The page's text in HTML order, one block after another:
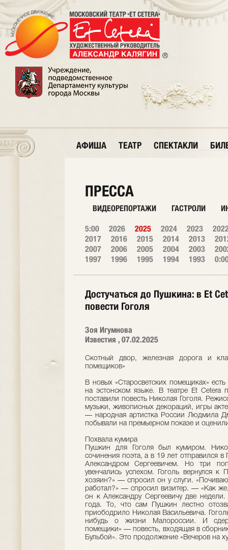
АФИША ТЕАТР СПЕКТАКЛИ
ПРЕССА
ВИДЕОРЕПОРТАЖИ ГАСТРОЛИ
5:00 2026 2025 2024 2023
2017
2016 2015 2014 2013
2007
2006 2005 2004 2003
1997
1996 1995 1994 1993
Достучаться до Пушкина: в Et
повести Гоголя
Зоя Игумнова
Известия , 07.02.2025
Скотный двор, железная дорога и
помещиков»
В новых «Старосветских помещиках»
на эстонском языке. В театре Et Cetera
поставили повесть Николая Гоголя.
музыки, живописных декораций, игры
— народная артистка России Людмила
побывали на премьерном показе и
Похвала кумира
Пушкин для Гоголя был кумиром.
сочинения поэта, а в 19 лет отправился в
Александром Сергеевичем. Но три
увенчались успехом. Гоголь вернулся
хозяин?» — спросил он у слуги.
работал?» — спросил визитер. — «Как
он к Александру Сергеевичу две
года. То, что сам Пушкин лестно
приободрило Николая Васильевича.
нибудь о жизни Малороссии. И
помещики» — повесть, входящая в
Бульбой». Это продолжение «Вечеров на